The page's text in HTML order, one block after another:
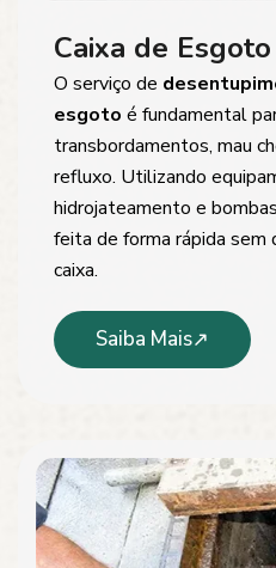
Caixa de Esgoto
O serviço de
esgoto é fundamental
transbordamentos, mau
refluxo. Utilizando
hidrojateamento e
feita de forma rápida sem
caixa.
Saiba Mais